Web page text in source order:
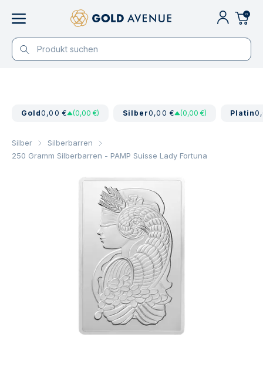
0
Gold0,00 € (0,00 €) Silber0,00 € (0,00 €) Platin
Silber
Silberbarren
250 Gramm Silberbarren - PAMP Suisse Lady Fortuna